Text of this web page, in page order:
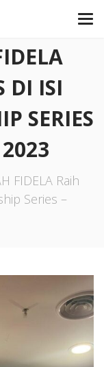
DI ISI
SERIES
FIDELA Raih
Series –